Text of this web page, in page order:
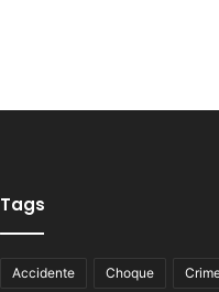
Tags
Accidente Choque